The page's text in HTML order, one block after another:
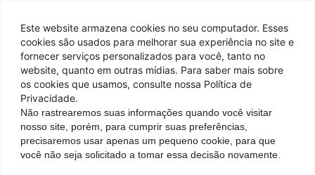
Este website armazena cookies no seu computador. Esses
cookies são usados ​​para melhorar sua experiência no site e
fornecer serviços personalizados para você, tanto no
website, quanto em outras mídias. Para saber mais sobre
os cookies que usamos, consulte nossa Política de
Privacidade.
Não rastrearemos suas informações quando você visitar
nosso site, porém, para cumprir suas preferências,
precisaremos usar apenas um pequeno cookie, para que
você não seja solicitado a tomar essa decisão novamente.